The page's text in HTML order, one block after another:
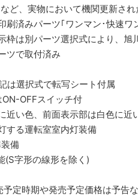
ど、実物において機関更新され
済みパーツ｢ワンマン･快速ワ
枠は別パーツ選択式により、旭
ツで取付済み
は選択式で転写シート付属
OFFスイッチ付
近い色、前面表示部は白色に近
する運転室室内灯装備
備
字形の線形を除く)
定時期や発売予定価格は予告